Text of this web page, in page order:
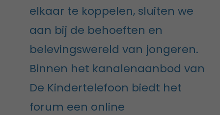
elkaar te koppelen, sluiten we
aan bij de behoeften en
belevingswereld van jongeren.
Binnen het kanalenaanbod van
De Kindertelefoon biedt het
forum een online